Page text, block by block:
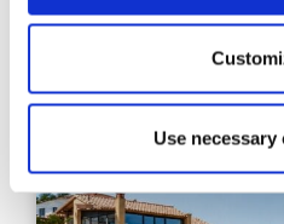
Use
Застроенная площадь